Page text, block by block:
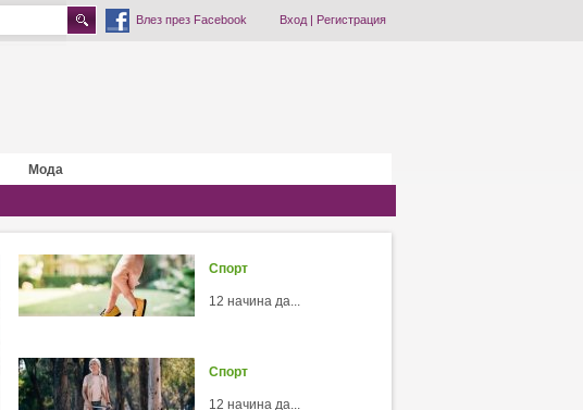
Влез през Facebook Вход| Регистрация
Мода
Спорт
12 начина да...
Спорт
12 начина да...